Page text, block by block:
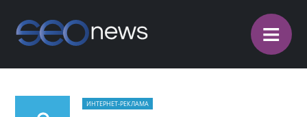
≡
ИНТЕРНЕТ-РЕКЛАМА